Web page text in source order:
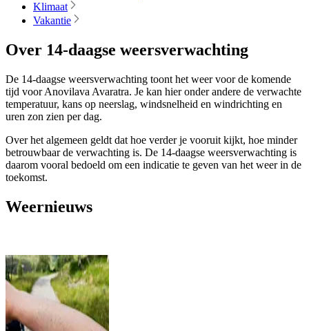
Klimaat
Vakantie
Over 14-daagse weersverwachting
De 14-daagse weersverwachting toont het weer voor de komende
tijd voor Anovilava Avaratra. Je kan hier onder andere de verwachte
temperatuur, kans op neerslag, windsnelheid en windrichting en
uren zon zien per dag.
Over het algemeen geldt dat hoe verder je vooruit kijkt, hoe minder
betrouwbaar de verwachting is. De 14-daagse weersverwachting is
daarom vooral bedoeld om een indicatie te geven van het weer in de
toekomst.
Weernieuws